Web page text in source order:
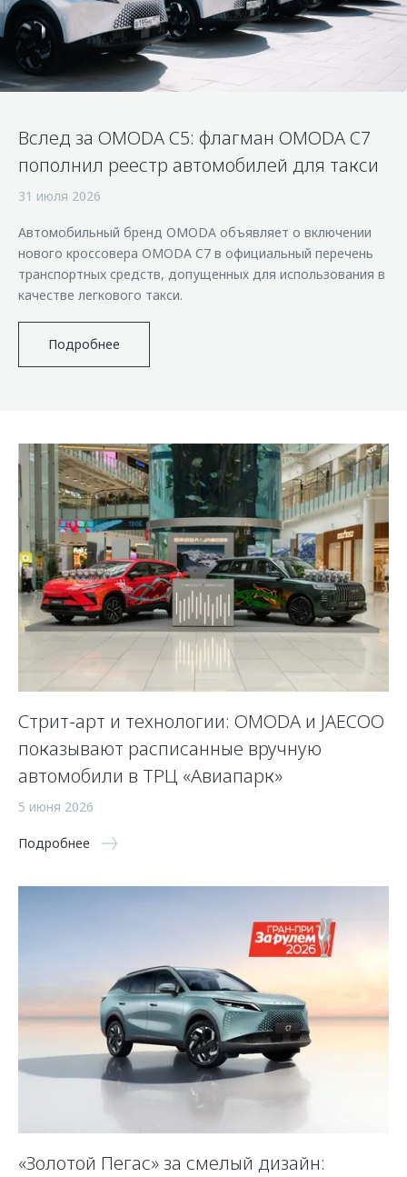
Страхование
Кредитный калькулятор
Аксессуары
Оригинальные аксессуары
Запчасти
Калькулятор трейд-ин
Клиентская поддержка
O&J Автоклуб
Клуб владельцев OMODA
Аксессуары
Одежда и сувениры
Запчасти
Обратная связь
Вслед за OMODA C5: флагман OMODA C7
пополнил реестр автомобилей для такси
31 июля 2026
Автомобильный бренд OMODA объявляет о включении
нового кроссовера OMODA C7 в официальный перечень
транспортных средств, допущенных для использования в
качестве легкового такси.
Подробнее
Стрит-арт и технологии: OMODA и JAECOO
показывают расписанные вручную
автомобили в ТРЦ «Авиапарк»
5 июня 2026
Подробнее
«Золотой Пегас» за смелый дизайн: